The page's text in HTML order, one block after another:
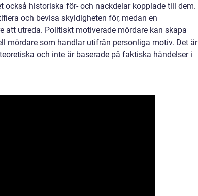
också historiska för- och nackdelar kopplade till dem.
och bevisa skyldigheten för, medan en
att utreda. Politiskt motiverade mördare kan skapa
mördare som handlar utifrån personliga motiv. Det är
och inte är baserade på faktiska händelser i